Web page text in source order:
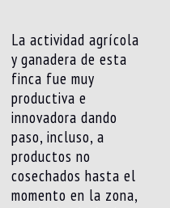
La actividad agrícola
y ganadera de esta
finca fue muy
productiva e
innovadora dando
paso, incluso, a
productos no
cosechados hasta el
momento en la zona,